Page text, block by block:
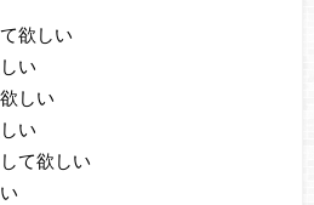
欲しい
い
しい
い
て欲しい